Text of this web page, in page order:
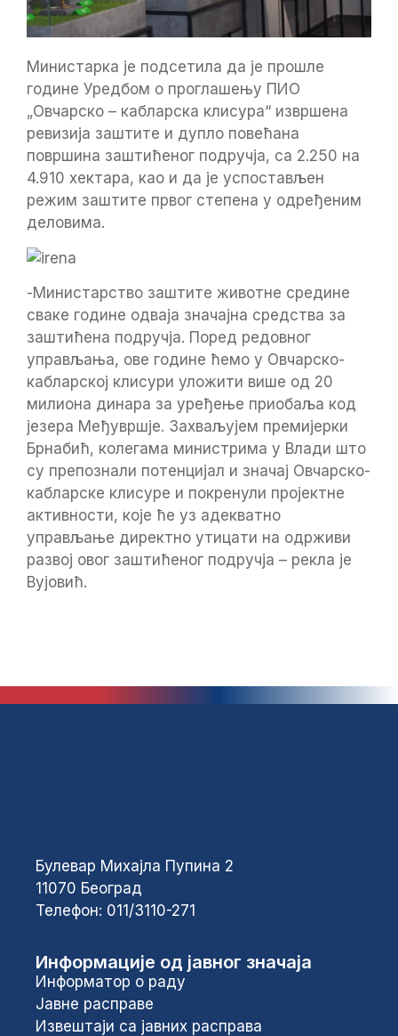
Министарка је подсетила да је прошле
године Уредбом о проглашењу ПИО
„Овчарско – кабларска клисура“ извршена
ревизија заштите и дупло повећана
површина заштићеног подручја, са 2.250 на
4.910 хектара, као и да је успостављен
режим заштите првог степена у одређеним
деловима.
-Министарство заштите животне средине
сваке године одваја значајна средства за
заштићена подручја. Поред редовног
управљања, ове године ћемо у Овчарско-
кабларској клисури уложити више од 20
милиона динара за уређење приобаља код
језера Међувршје. Захваљујем премијерки
Брнабић, колегама министрима у Влади што
су препознали потенцијал и значај Овчарско-
кабларске клисуре и покренули пројектне
активности, које ће уз адекватно
управљање директно утицати на одрживи
развој овог заштићеног подручја – рекла је
Вујовић.
Булевар Михајла Пупина 2
11070 Београд
Телефон: 011/3110-271
Информације од јавног значаја
Информатор о раду
Јавне расправе
Извештаји са јавних расправа